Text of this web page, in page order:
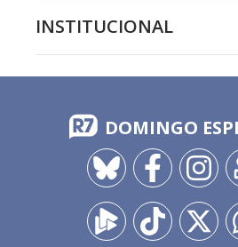
INSTITUCIONAL
DOMINGO